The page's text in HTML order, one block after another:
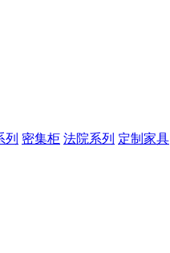
列 密集柜 法院系列 定制家具